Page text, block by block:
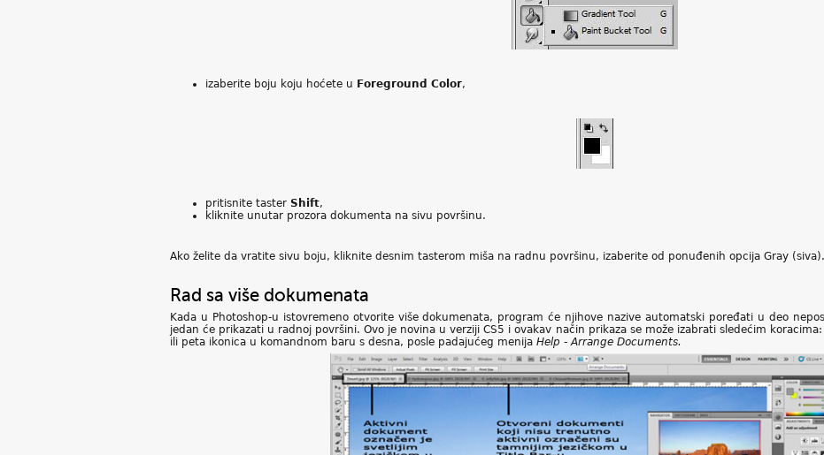
izaberite boju koju hoćete u Foreground Color,
pritisnite taster Shift,
kliknite unutar prozora dokumenta na sivu površinu.
Ako želite da vratite sivu boju, kliknite desnim tasterom miša na radnu površinu, izaberite od ponuđenih opcija Gray (siva).
Rad sa više dokumenata
Kada u Photoshop-u istovremeno otvorite više dokumenata, program će njihove nazive automatski poređati u deo
jedan će prikazati u radnoj površini. Ovo je novina u verziji CS5 i ovakav način prikaza se može izabrati sledećim koracima:
ili peta ikonica u komandnom baru s desna, posle padajućeg menija Help - Arrange Documents.